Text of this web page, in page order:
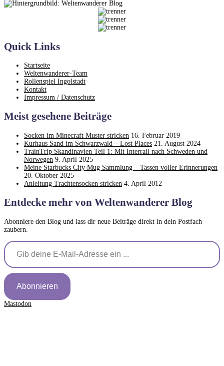
Quick Links
Startseite
Weltenwanderer-Team
Rollenspiel Ingolstadt
Kontakt
Impressum / Datenschutz
Meist gesehene Beiträge
Socken im Minecraft Muster stricken 16. Februar 2019
Kurhaus Sand im Schwarzwald – Lost Places 21. August 2024
TrainTrip Skandinavien Teil 1: Mit Interrail nach Schweden und
Norwegen 9. April 2025
Meine Starbucks City Mug Sammlung – Tassen voller Erinnerungen
20. Oktober 2025
Anleitung Trachtensocken stricken 4. April 2012
Entdecke mehr von Weltenwanderer Blog
Abonniere den Blog und lass dir neue Beiträge direkt in dein Postfach
zaubern.
Gib deine E-Mail-Adresse ein ...
Abonnieren
Mastodon